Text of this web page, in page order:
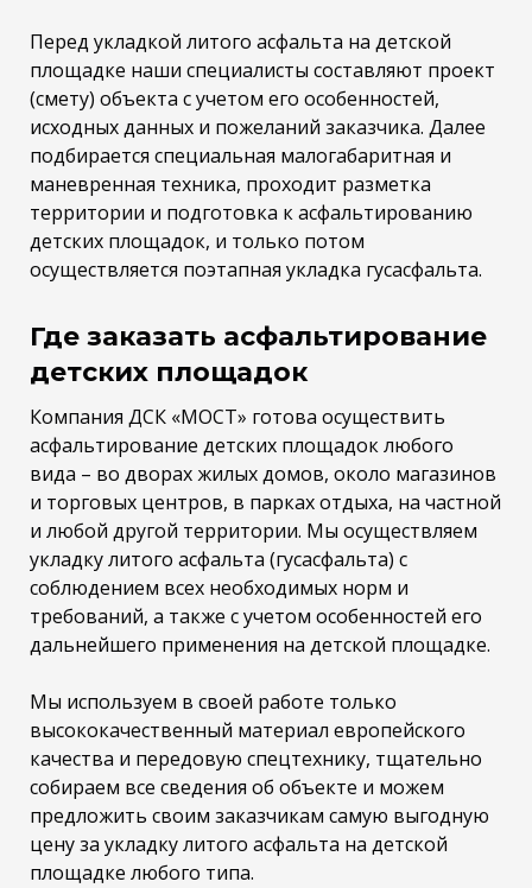
Перед укладкой литого асфальта на детской
площадке наши специалисты составляют проект
(смету) объекта с учетом его особенностей,
исходных данных и пожеланий заказчика. Далее
подбирается специальная малогабаритная и
маневренная техника, проходит разметка
территории и подготовка к асфальтированию
детских площадок, и только потом
осуществляется поэтапная укладка гусасфальта.
Где заказать асфальтирование
детских площадок
Компания ДСК «МОСТ» готова осуществить
асфальтирование детских площадок любого
вида – во дворах жилых домов, около магазинов
и торговых центров, в парках отдыха, на частной
и любой другой территории. Мы осуществляем
укладку литого асфальта (гусасфальта) с
соблюдением всех необходимых норм и
требований, а также с учетом особенностей его
дальнейшего применения на детской площадке.
Мы используем в своей работе только
высококачественный материал европейского
качества и передовую спецтехнику, тщательно
собираем все сведения об объекте и можем
предложить своим заказчикам самую выгодную
цену за укладку литого асфальта на детской
площадке любого типа.